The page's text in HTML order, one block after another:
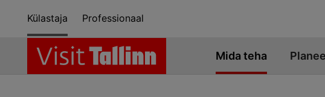
Külastaja Professionaal
Mida teha